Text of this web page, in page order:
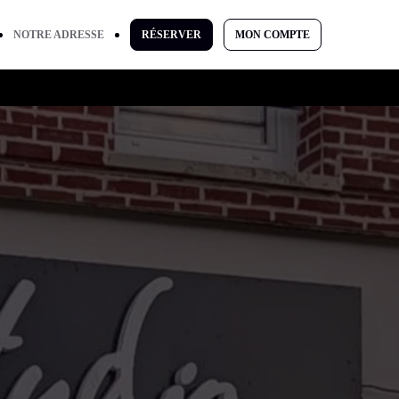
RÉSERVER
NOTRE ADRESSE MON COMPTE